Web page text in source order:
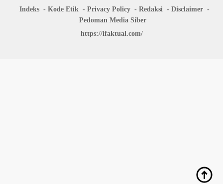
Indeks Kode Etik Privacy Policy Redaksi
Disclaimer
Pedoman Media Siber
https://ifaktual.com/